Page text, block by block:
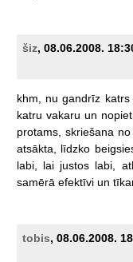
šiz, 08.06.2008.
khm, nu gandrīz katrs
katru vakaru un
protams, skriešana no
atsākta,
līdzko
labi,
lai justos labi,
samērā efektīvi un
tobis, 08.06.2008.